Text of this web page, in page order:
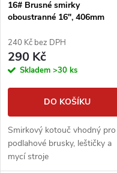
16# Brusné smirky
oboustranné 16", 406mm
240 Kč bez DPH
290 Kč
Skladem >30 ks
DO KOŠÍKU
Smirkový kotouč vhodný pro
podlahové brusky, leštičky a
mycí stroje